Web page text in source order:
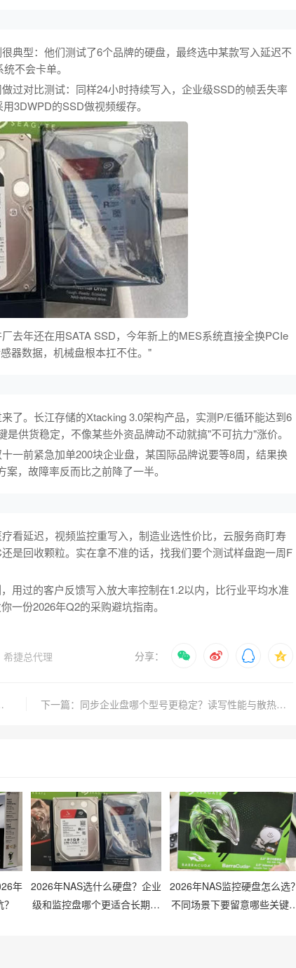
典型：他们测试了6个品牌的硬盘，最终选中某款写入延迟不
不会卡单。
过对比测试：同样24小时持续写入，企业级SSD的帧丢失率
3DWPD的SSD做视频缓存。
去年还在用SATA SSD，今年新上的MES系统直接全换PCIe
器数据，机械盘根本扛不住。"
了。长江存储的Xtacking 3.0架构产品，实测P/E循环能达到6
供货稳定，不像某些外资品牌动不动就搞"不可抗力"涨价。
一前紧急加单200块企业盘，某国际品牌说要等8周，结果换
，故障率反而比之前降了一半。
看延迟，视频监控重写入，制造业选性价比，云服务商盯寿
是回收颗粒。实在拿不准的话，找我们要个测试样盘跑一周F
用过的客户反馈写入放大率控制在1.2以内，比行业平均水准
一份2026年Q2的采购避坑指南。
希捷总代理 分享：
行情与选购要点 下一篇：同步企业盘哪个型号更稳定？读写性能与散热设计如何平衡？
年 2026年NAS选什么硬盘？企业
级和监控盘哪个更适合长期存
2026年NAS监控硬盘怎么选？
不同场景下要留意哪些关键